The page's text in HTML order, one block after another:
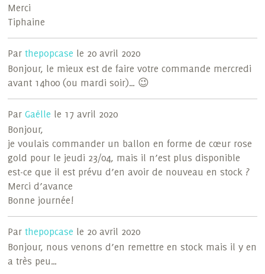
Merci
Tiphaine
Parthepopcase le 20 avril 2020
Bonjour, le mieux est de faire votre commande mercredi
avant 14h00 (ou mardi soir)… 😉
ParGaëlle le 17 avril 2020
Bonjour,
je voulais commander un ballon en forme de cœur rose
gold pour le jeudi 23/04, mais il n’est plus disponible
est-ce que il est prévu d’en avoir de nouveau en stock ?
Merci d’avance
Bonne journée!
Parthepopcase le 20 avril 2020
Bonjour, nous venons d’en remettre en stock mais il y en
a très peu…